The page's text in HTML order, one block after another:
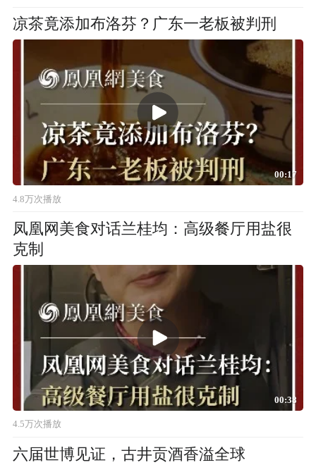
凉茶竟添加布洛芬？广东一老板被判刑
00:17
4.8万次播放
凤凰网美食对话兰桂均：高级餐厅用盐很
克制
00:38
4.5万次播放
六届世博见证，古井贡酒香溢全球